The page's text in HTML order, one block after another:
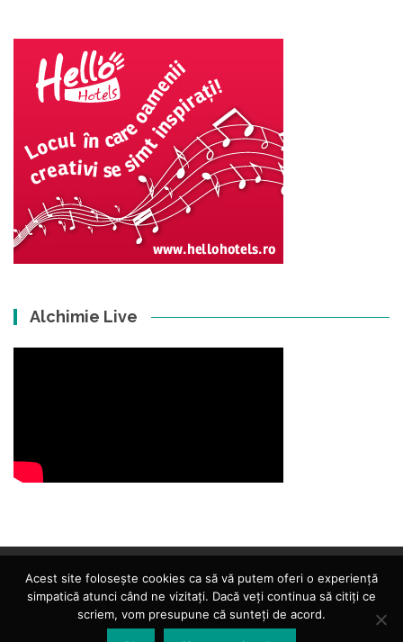
Alchimie Live
Acest site folosește cookies ca să vă putem oferi o experiență
simpatică atunci când ne vizitați. Dacă veți continua să citiți ce
scriem, vom presupune că sunteți de acord.